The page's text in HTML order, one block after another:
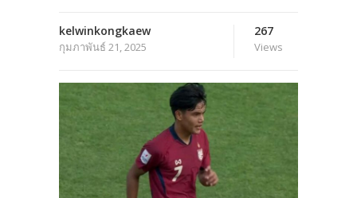
kelwinkongkaew
กุมภาพันธ์ 21, 2025
267
Views